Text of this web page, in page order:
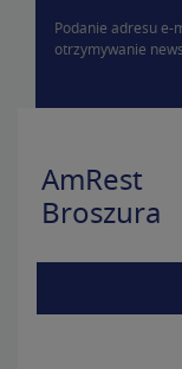
Podanie adresu e-
otrzymywanie
AmRest
Broszura